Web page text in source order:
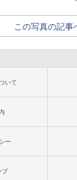
この写真の記事
いて
ー
プ